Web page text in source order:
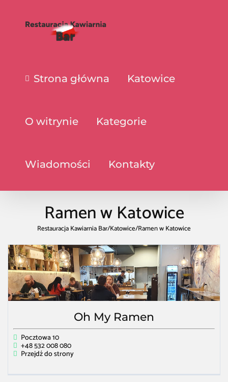
Strona główna Katowice
O witrynie Kategorie
Wiadomości Kontakty
Ramen w Katowice
Restauracja Kawiarnia Bar/Katowice/Ramen w Katowice
Oh My Ramen
Pocztowa 10
+48 532 008 080
Przejdź do strony